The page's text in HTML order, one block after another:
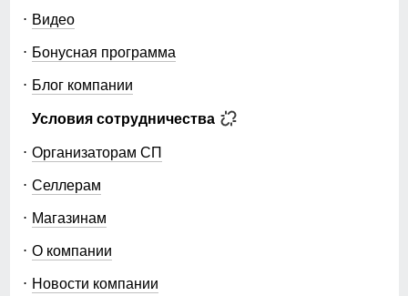
Видео
Бонусная программа
Блог компании
Условия сотрудничества
Организаторам СП
Селлерам
Магазинам
О компании
Новости компании